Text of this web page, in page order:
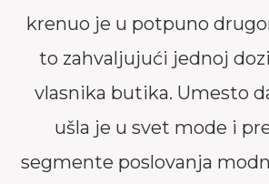
krenuo je u potpuno
to zahvaljujući jednoj
vlasnika butika. Umesto
ušla je u svet mode i
segmente poslovanja